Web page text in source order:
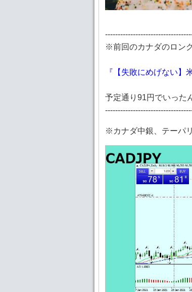
※前回のカナダのロン
『【失敗にめげない】
予定通り91円でいった
※カナダ中銀、テーパ